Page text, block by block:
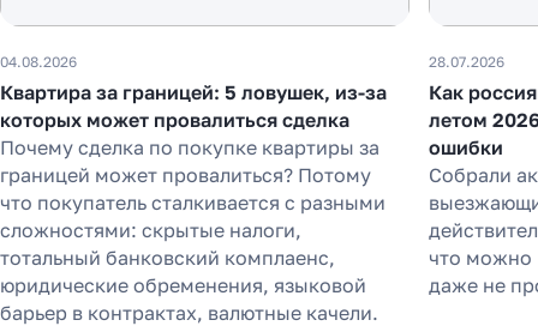
04.08.2026
Квартира за границей: 5 ловушек, из-за
которых может провалиться сделка
Почему сделка по покупке квартиры за
границей может провалиться? Потому
что покупатель сталкивается с разными
сложностями: скрытые налоги,
тотальный банковский комплаенс,
юридические обременения, языковой
барьер в контрактах, валютные качели.
28.07.2026
Как
летом
ошибки
Собрали
что можно
даже не